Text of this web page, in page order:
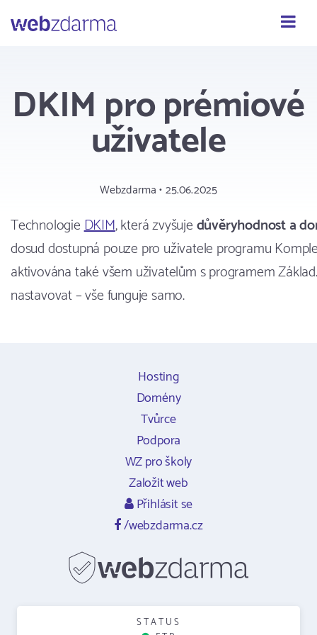
DKIM pro prémiové
uživatele
Webzdarma • 25.06.2025
TechnologieDKIM, která zvyšujedůvěryhodnost a
dosud dostupná pouze pro uživatele programu
aktivována také všem uživatelům s programem
nastavovat – vše funguje samo.
Hosting
Domény
Tvůrce
Podpora
WZ pro školy
Založit web
Přihlásit se
/webzdarma.cz
STATUS